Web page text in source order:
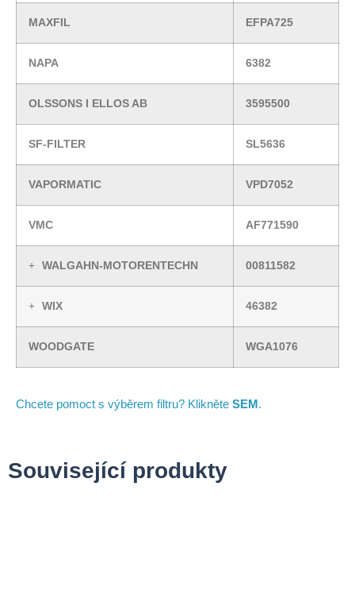
MAXFIL EFPA725
NAPA 6382
OLSSONS I ELLOS AB 3595500
SF-FILTER SL5636
VAPORMATIC VPD7052
VMC AF771590
WALGAHN-MOTORENTECHN 00811582
WIX 46382
WOODGATE WGA1076
Chcete pomoct s výběrem filtru? Klikněte SEM.
Související produkty